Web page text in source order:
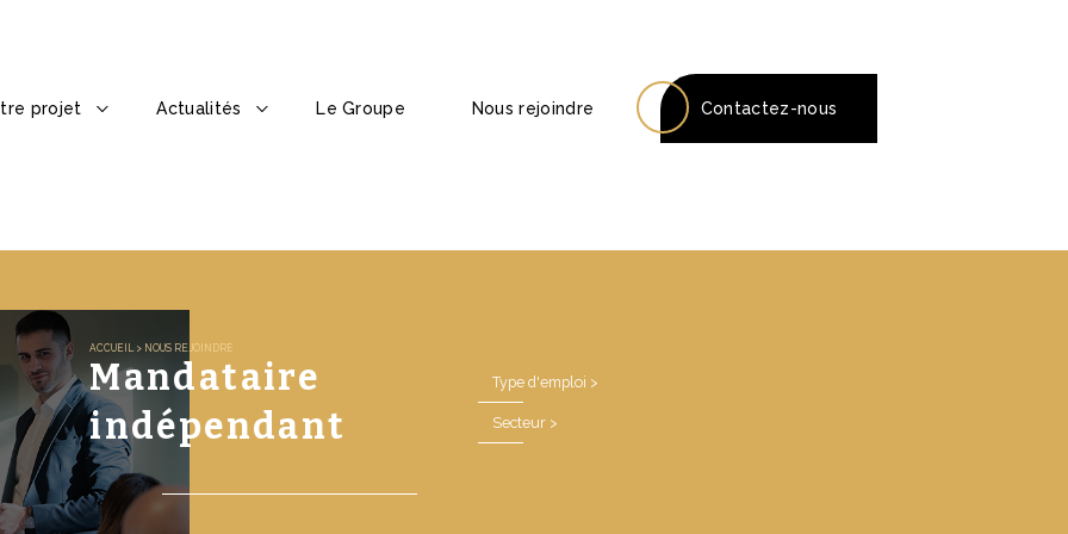
projet Actualités Le Groupe Nous rejoindre Contactez-nous
ACCUEIL> NOUS REJOINDRE
Mandataire
indépendant
Type d'emploi >
Secteur >